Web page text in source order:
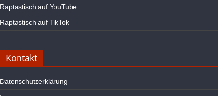
Raptastisch auf YouTube
Raptastisch auf TikTok
Kontakt
Datenschutzerklärung